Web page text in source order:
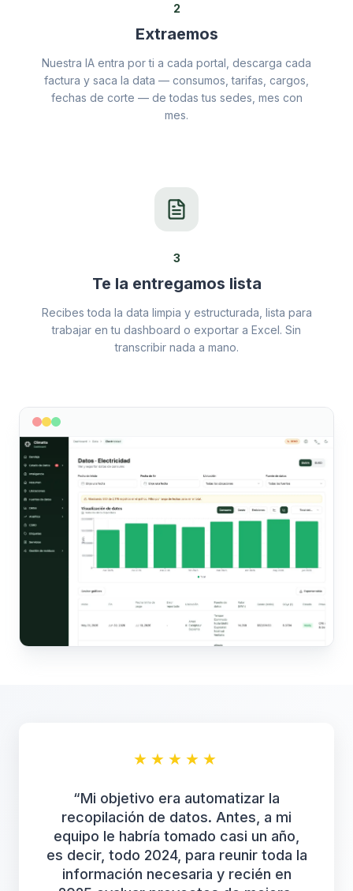
2
Extraemos
Nuestra IA entra por ti a cada portal, descarga cada
factura y saca la data — consumos, tarifas, cargos,
fechas de corte — de todas tus sedes, mes con
mes.
3
Te la entregamos lista
Recibes toda la data limpia y estructurada, lista para
trabajar en tu dashboard o exportar a Excel. Sin
transcribir nada a mano.
★ ★ ★ ★ ★
“Mi objetivo era automatizar la
recopilación de datos. Antes, a mi
equipo le habría tomado casi un año,
es decir, todo 2024, para reunir toda la
información necesaria y recién en